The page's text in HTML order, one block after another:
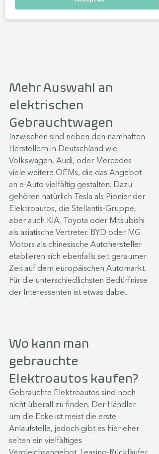
Mehr Auswahl an
elektrischen
Gebrauchtwagen
Inzwischen sind neben den namhaften
Herstellern in Deutschland wie
Volkswagen, Audi, oder Mercedes
viele weitere OEMs, die das Angebot
an e-Auto vielfältig gestalten. Dazu
gehören natürlich Tesla als Pionier der
Elektroautos, die Stellantis-Gruppe,
aber auch KIA, Toyota oder Mitsubishi
als asiatische Vertreter. BYD oder MG
Motors als chinesische Autohersteller
etablieren sich ebenfalls seit geraumer
Zeit auf dem europäischen Automarkt.
Für die unterschiedlichsten Bedürfnisse
der Interessenten ist etwas dabei.
Wo kann man
gebrauchte
Elektroautos kaufen?
Gebrauchte Elektroautos sind noch
nicht überall zu finden. Der Händler
um die Ecke ist meist die erste
Anlaufstelle, jedoch gibt es hier eher
selten ein vielfältiges